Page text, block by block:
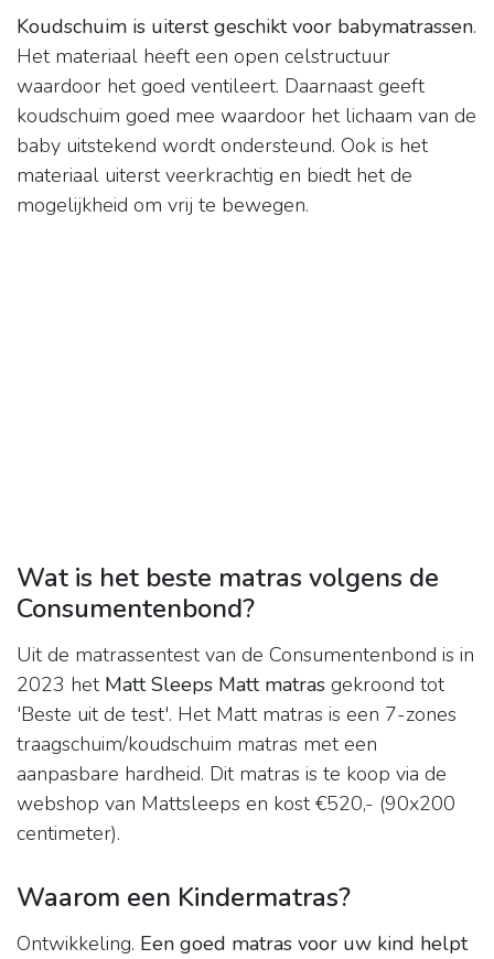
Koudschuim is uiterst geschikt voor babymatrassen.
Het materiaal heeft een open celstructuur
waardoor het goed ventileert. Daarnaast geeft
koudschuim goed mee waardoor het lichaam van de
baby uitstekend wordt ondersteund. Ook is het
materiaal uiterst veerkrachtig en biedt het de
mogelijkheid om vrij te bewegen.
Wat is het beste matras volgens de
Consumentenbond?
Uit de matrassentest van de Consumentenbond is in
2023 het Matt Sleeps Matt matras gekroond tot
'Beste uit de test'. Het Matt matras is een 7-zones
traagschuim/koudschuim matras met een
aanpasbare hardheid. Dit matras is te koop via de
webshop van Mattsleeps en kost €520,- (90x200
centimeter).
Waarom een Kindermatras?
Ontwikkeling. Een goed matras voor uw kind helpt